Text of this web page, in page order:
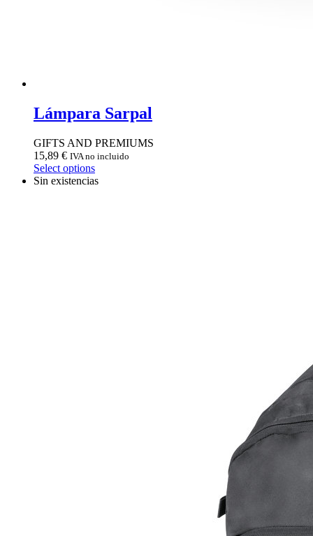
Lámpara Sarpal
GIFTS AND PREMIUMS
15,89 € IVA no incluido
Select options
Sin existencias